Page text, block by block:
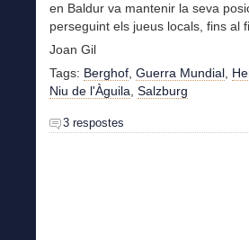
en Baldur va mantenir la seva
perseguint els jueus locals, fins al
Joan Gil
Tags: Berghof Guerra Mundial
Niu de l'Àguila Salzburg
3 respostes